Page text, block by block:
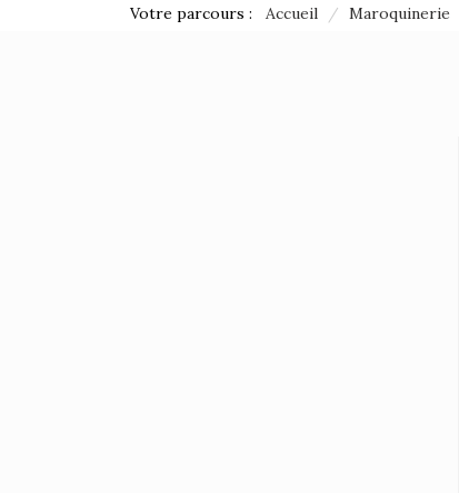
Votre parcours : Accueil / Maroquinerie